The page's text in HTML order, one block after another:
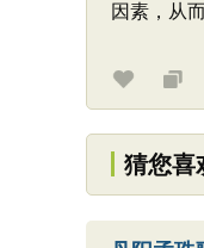
因素，从
猜您喜